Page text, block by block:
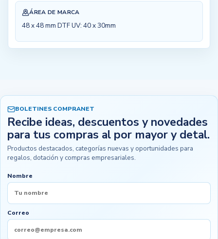
ÁREA DE MARCA
48 x 48 mm DTF UV: 40 x 30mm
BOLETINES COMPRANET
Recibe ideas, descuentos y novedades
para tus compras al por mayor y detal.
Productos destacados, categorías nuevas y oportunidades para
regalos, dotación y compras empresariales.
Nombre
Correo